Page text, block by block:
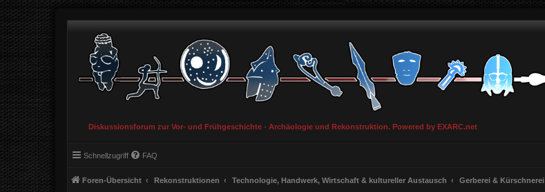
Diskussionsforum zur Vor- und Frühgeschichte - Archäologie und Rekonstruktion. Powered by EXARC.net
Schnellzugriff FAQ
Foren-Übersicht Rekonstruktionen Technologie, Handwerk, Wirtschaft & kultureller Austausch Gerberei & Kürschnerei